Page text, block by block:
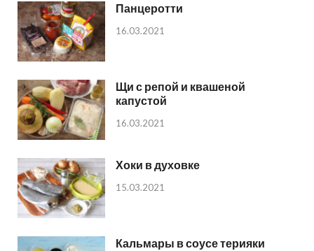
Панцеротти
16.03.2021
Щи с репой и квашеной
капустой
16.03.2021
Хоки в духовке
15.03.2021
Кальмары в соусе терияки